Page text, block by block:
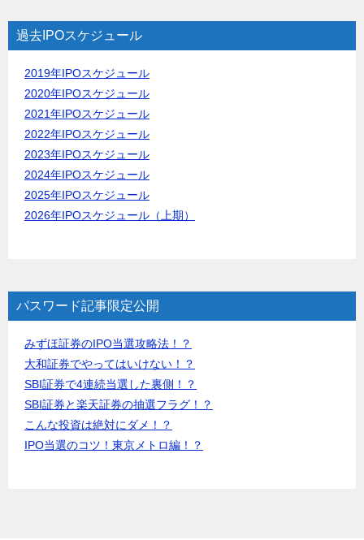
過去IPOスケジュール
2019年IPOスケジュール
2020年IPOスケジュール
2021年IPOスケジュール
2022年IPOスケジュール
2023年IPOスケジュール
2024年IPOスケジュール
2025年IPOスケジュール
2026年IPOスケジュール（上期）
パスワード記事限定公開
みずほ証券のIPO当選攻略法！？
大和証券でやってはいけない！？
SBI証券で4連続当選した裏側！？
SBI証券と楽天証券の抽選フラグ！？
こんな投資は絶対にダメ！？
IPO当選のコツ！東京メトロ編！？